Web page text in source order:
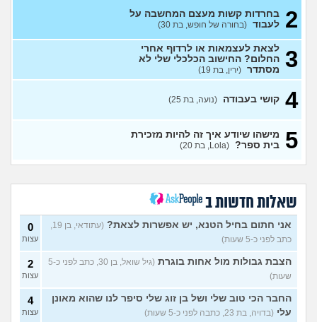
מכינה טכנולוגית להנדסאים
(מילואים, בן 27)
עבודה בתור מוקדנית לזימון
תורים בבלינסון, כדאי? (דוי, בת
בת 26 מרגישה אבודה
26)
(מתעניינת, בת 25)
במה לעבוד? (אנונימי, בן 17)
שחוק עד דמעות מעבודה
זמנית: האם לחתום אבטלה
ולהשקיע בהייטק או למצוא
עבודה אחרת?
(סטודנט, בן 22)
3
עצות
איך מוצאים עבודה בעיר שלי?
(אסי, בן 38)
5
עצות
2 בחרדות קשות מעצם המחשבה על
לעבוד (בחורה של חופש, בת 30)
3 לצאת לעצמאות או לרדוף אחרי
החלום? החישוב הכלכלי שלי לא
מסתדר (ירין, בת 19)
4 קושי בעבודה (נועה, בת 25)
5
מישהו שיודע איך זה להיות מזכירת
בית ספר? (Lola, בת 20)
שאלות חדשות ב
אני חתום בחיל הטנא, יש אפשרות לצאת?
כתב לפני כ-5 שעות)
0
עצות
הצבת גבולות מול אחות בוגרת
(גיל שואל, בן 30, כתב לפני כ-5
שעות)
2
עצות
החבר הכי טוב שלי ושל בן זוג שלי סיפר לנו שהוא מאונן
עלי (בדויה, בת 23, כתבה לפני כ-5 שעות)
4
עצות